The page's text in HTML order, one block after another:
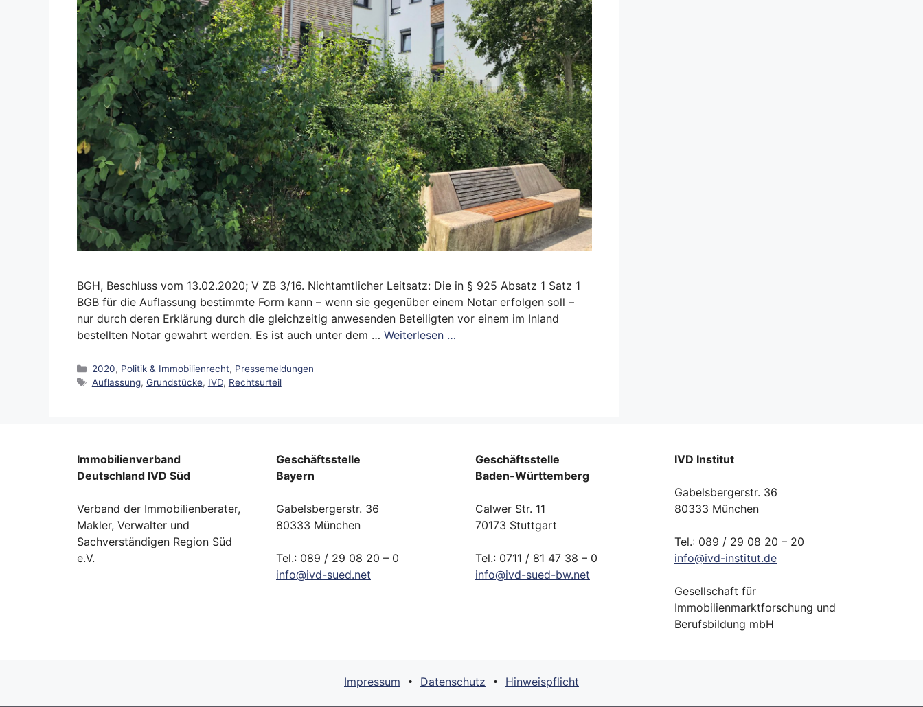
BGH, Beschluss vom 13.02.2020; V ZB 3/16. Nichtamtlicher Leitsatz: Die in § 925 Absatz 1 Satz 1
BGB für die Auflassung bestimmte Form kann – wenn sie gegenüber einem Notar erfolgen soll –
nur durch deren Erklärung durch die gleichzeitig anwesenden Beteiligten vor einem im Inland
bestellten Notar gewahrt werden. Es ist auch unter dem … Weiterlesen …
Kategorien
2020, Politik & Immobilienrecht, Pressemeldungen
Schlagwörter
Auflassung, Grundstücke, IVD, Rechtsurteil
Immobilienverband
Deutschland IVD Süd
Verband der Immobilienberater,
Makler, Verwalter und
Sachverständigen Region Süd
e.V.
Geschäftsstelle
Bayern
Gabelsbergerstr. 36
80333 München
Tel.: 089 / 29 08 20 – 0
info@ivd-sued.net
Geschäftsstelle
Baden-Württemberg
Calwer Str. 11
70173 Stuttgart
Tel.: 0711 / 81 47 38 – 0
info@ivd-sued-bw.net
IVD Institut
Gabelsbergerstr. 36
80333 München
Tel.: 089 / 29 08 20 – 20
info@ivd-institut.de
Gesellschaft für
Immobilienmarktforschung und
Berufsbildung mbH
Impressum • Datenschutz • Hinweispflicht